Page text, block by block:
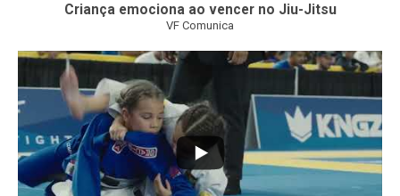
Criança emociona ao vencer no Jiu-Jitsu
VF Comunica
...